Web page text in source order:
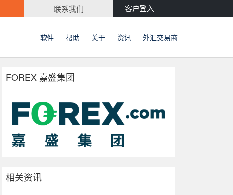
联系我们 客户登入
软件 帮助 关于 资讯 外汇交易商
FOREX 嘉盛集团
相关资讯